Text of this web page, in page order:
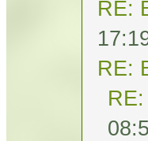
RE:
RE: